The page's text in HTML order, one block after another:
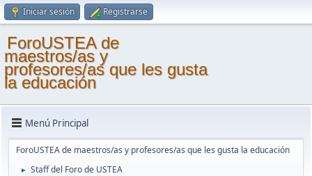
Iniciar sesión Registrarse
ForoUSTEA de
maestros/as y
profesores/as que les gusta
la educación
Menú Principal
ForoUSTEA de maestros/as y profesores/as que les gusta la educación
► Staff del Foro de USTEA